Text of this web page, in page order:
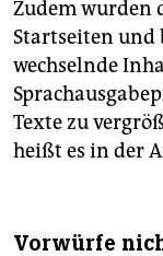
Zudem wurden
Startseiten und
wechselnde
Texte zu
heißt es in der
Vorwürfe